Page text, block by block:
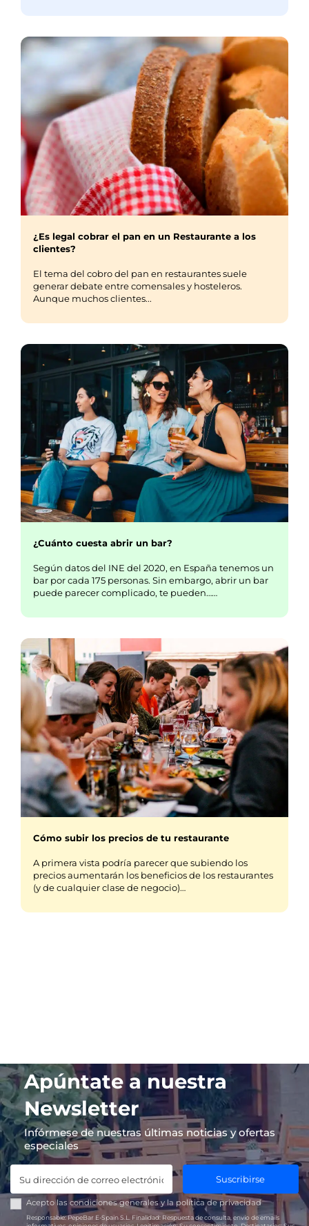
¿Es legal cobrar el pan en un Restaurante a los
clientes?
El tema del cobro del pan en restaurantes suele
generar debate entre comensales y hosteleros.
Aunque muchos clientes...
¿Cuánto cuesta abrir un bar?
Según datos del INE del 2020, en España tenemos un
bar por cada 175 personas. Sin embargo, abrir un bar
puede parecer complicado, te pueden……
Cómo subir los precios de tu restaurante
A primera vista podría parecer que subiendo los
precios aumentarán los beneficios de los restaurantes
(y de cualquier clase de negocio)…
Apúntate a nuestra
Newsletter
Infórmese de nuestras últimas noticias y ofertas
especiales
Suscribirse
Acepto las condiciones generales y lapolítica de privacidad
Responsable:PepeBar E-Spain S.L. Finalidad: Respuesta de consulta, envío de emails